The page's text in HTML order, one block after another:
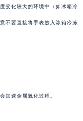
变化较大的环境中（如冰箱冷
不要直接将手表放入冰箱冷冻
加速金属氧化过程。